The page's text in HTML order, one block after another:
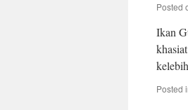
Posted
Ikan
Posted